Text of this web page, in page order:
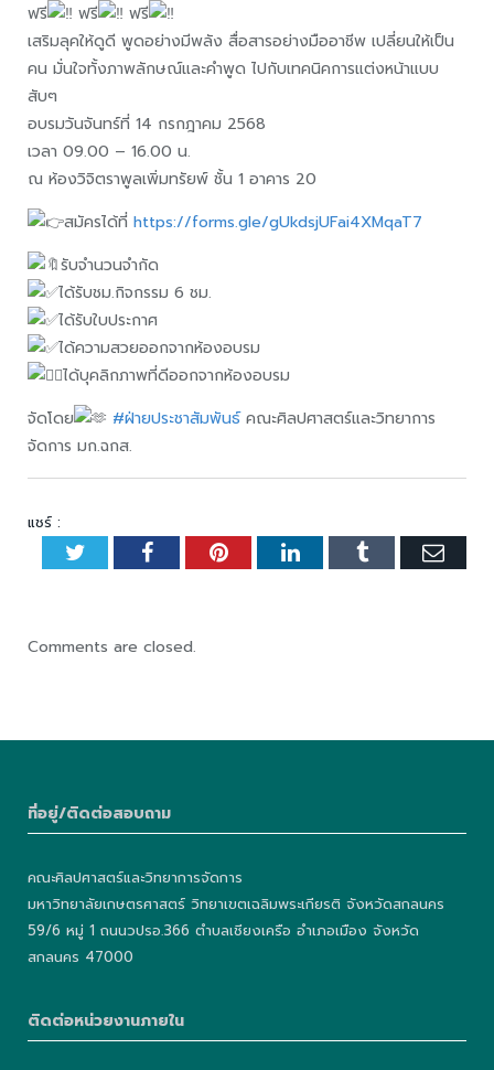
ฟรี
ฟรี
ฟรี
เสริมลุคให้ดูดี พูดอย่างมีพลัง สื่อสารอย่างมืออาชีพ เปลี่ยนให้เป็น
คน มั่นใจทั้งภาพลักษณ์และคำพูด ไปกับเทคนิคการแต่งหน้าแบบ
สับๆ
อบรมวันจันทร์ที่ 14 กรกฎาคม 2568
เวลา 09.00 – 16.00 น.
ณ ห้องวิจิตราพูลเพิ่มทรัยพ์ ชั้น 1 อาคาร 20
สมัครได้ที่ https://forms.gle/gUkdsjUFai4XMqaT7
รับจำนวนจำกัด
ได้รับชม.กิจกรรม 6 ชม.
ได้รับใบประกาศ
ได้ความสวยออกจากห้องอบรม
ได้บุคลิกภาพที่ดีออกจากห้องอบรม
จัดโดย
#ฝ่ายประชาสัมพันธ์คณะศิลปศาสตร์และวิทยาการ
จัดการ มก.ฉกส.
แชร์ :
TwitterFacebookPinterestLinkedInTumblr
Comments are closed.
ที่อยู่/ติดต่อสอบถาม
คณะศิลปศาสตร์และวิทยาการจัดการ
มหาวิทยาลัยเกษตรศาสตร์ วิทยาเขตเฉลิมพระเกียรติ จังหวัดสกลนคร
59/6 หมู่ 1 ถนนวปรอ.366 ตำบลเชียงเครือ อำเภอเมือง จังหวัด
สกลนคร 47000
ติดต่อหน่วยงานภายใน